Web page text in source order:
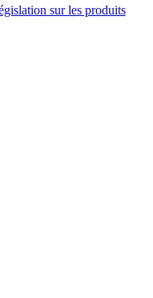
sur les produits